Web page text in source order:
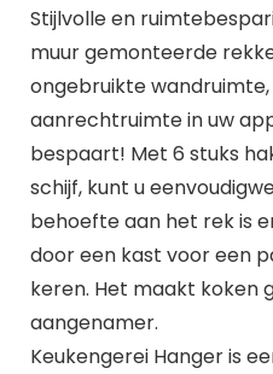
Stijlvolle en
muur gemonteerde
ongebruikte
aanrechtruimte in uw
bespaart! Met 6 stuks
schijf, kunt u
behoefte aan het rek is
door een kast voor een
keren. Het maakt koken
aangenamer.
Keukengerei Hanger is